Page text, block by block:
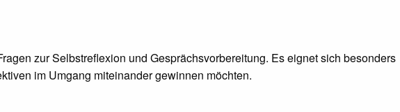
zur Selbstreflexion und Gesprächsvorbereitung. Es eignet sich besonders
im Umgang miteinander gewinnen möchten.